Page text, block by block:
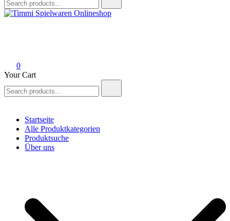
for:
0
Your Cart
for:
Startseite
Alle Produktkategorien
Produktsuche
Über uns